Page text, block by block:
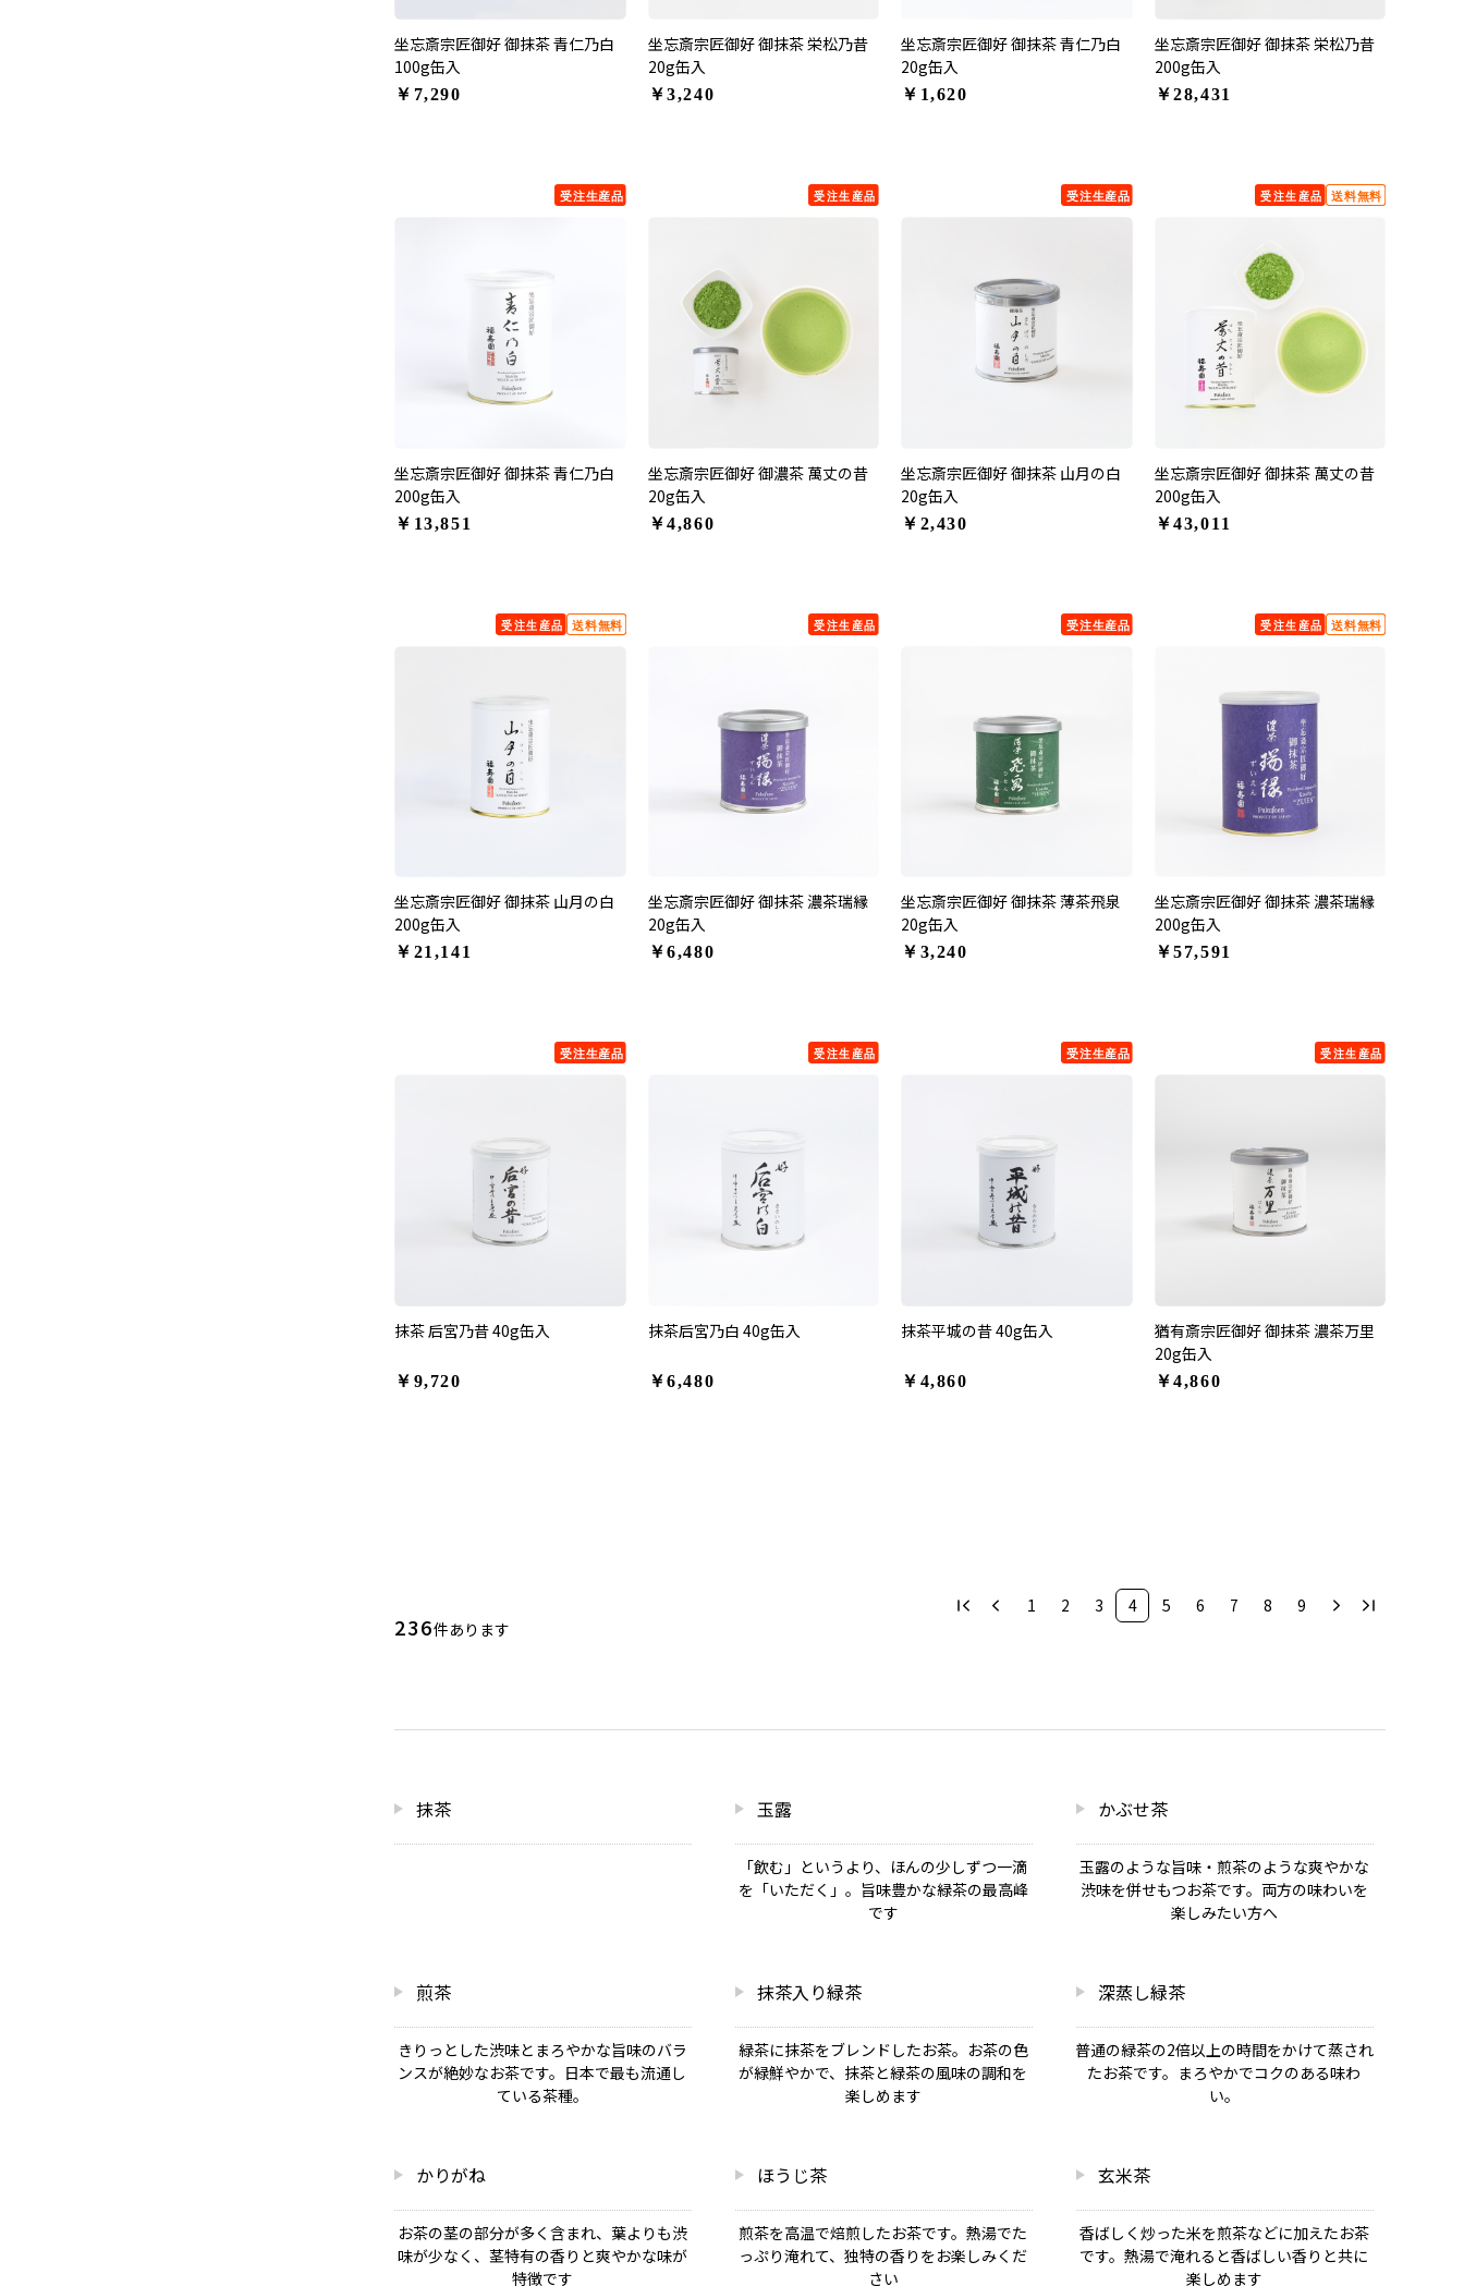
坐忘斎宗匠御好 御抹茶 青仁乃白
100g缶入
￥7,290
坐忘斎宗匠御好 御抹茶 栄松乃昔
20g缶入
￥3,240
坐忘斎宗匠御好 御抹茶 青仁乃白
20g缶入
￥1,620
坐忘斎宗匠御好 御抹茶 栄松乃昔
200g缶入
￥28,431
坐忘斎宗匠御好 御抹茶 青仁乃白
200g缶入
￥13,851
坐忘斎宗匠御好 御濃茶 萬丈の昔
20g缶入
￥4,860
坐忘斎宗匠御好 御抹茶 山月の白
20g缶入
￥2,430
坐忘斎宗匠御好 御抹茶 萬丈の昔
200g缶入
￥43,011
坐忘斎宗匠御好 御抹茶 山月の白
200g缶入
￥21,141
坐忘斎宗匠御好 御抹茶 濃茶瑞縁
20g缶入
￥6,480
坐忘斎宗匠御好 御抹茶 薄茶飛泉
20g缶入
￥3,240
坐忘斎宗匠御好 御抹茶 濃茶瑞縁
200g缶入
￥57,591
抹茶 后宮乃昔 40g缶入
￥9,720
抹茶后宮乃白 40g缶入
￥6,480
抹茶平城の昔 40g缶入
￥4,860
猶有斎宗匠御好 御抹茶 濃茶万里
20g缶入
￥4,860
236件あります
1 2 3 4 5 6 7 8 9
抹茶 玉露
「飲む」というより、ほんの少しずつ一滴
を「いただく」。旨味豊かな緑茶の最高峰
です
かぶせ茶
玉露のような旨味・煎茶のような爽やかな
渋味を併せもつお茶です。両方の味わいを
楽しみたい方へ
煎茶
きりっとした渋味とまろやかな旨味のバラ
ンスが絶妙なお茶です。日本で最も流通し
ている茶種。
抹茶入り緑茶
緑茶に抹茶をブレンドしたお茶。お茶の色
が緑鮮やかで、抹茶と緑茶の風味の調和を
楽しめます
深蒸し緑茶
普通の緑茶の2倍以上の時間をかけて蒸され
たお茶です。まろやかでコクのある味わ
い。
かりがね
お茶の茎の部分が多く含まれ、葉よりも渋
味が少なく、茎特有の香りと爽やかな味が
特徴です
ほうじ茶
煎茶を高温で焙煎したお茶です。熱湯でた
っぷり淹れて、独特の香りをお楽しみくだ
さい
玄米茶
香ばしく炒った米を煎茶などに加えたお茶
です。熱湯で淹れると香ばしい香りと共に
楽しめます